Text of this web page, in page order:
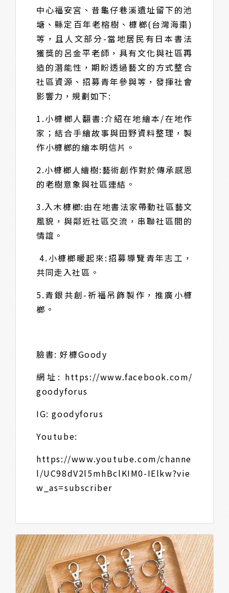
中心福安宮、昔龜仔巷溪遺址留下的池
塘、縣定百年老榕樹、槺榔(台灣海棗)
等，且人文部分-當地居民有日本書法
獲獎的呂金平老師，具有文化與社區再
造的潛能性，期盼透過藝文的方式整合
社區資源、招募青年參與等，發揮社會
影響力，規劃如下:
1.小槺榔人翻書:介紹在地繪本/在地作
家；結合手繪故事與田野資料整理，製
作小槺榔的繪本明信片。
2.小槺榔人繪樹:藝術創作對於傳承感恩
的老樹意象與社區連結。
3.入木槺榔:由在地書法家帶動社區藝文
風貌，與鄰近社區交流，串聯社區間的
情誼。
4.小槺榔暖起來:招募導覽青年志工，
共同走入社區。
5.青銀共創-祈福吊飾製作，推廣小槺
榔。
臉書: 好槺Goody
網址: https://www.facebook.com/
goodyforus
IG: goodyforus
Youtube:
https://www.youtube.com/channe
l/UC98dV2l5mhBclKIM0-IElkw?vie
w_as=subscriber